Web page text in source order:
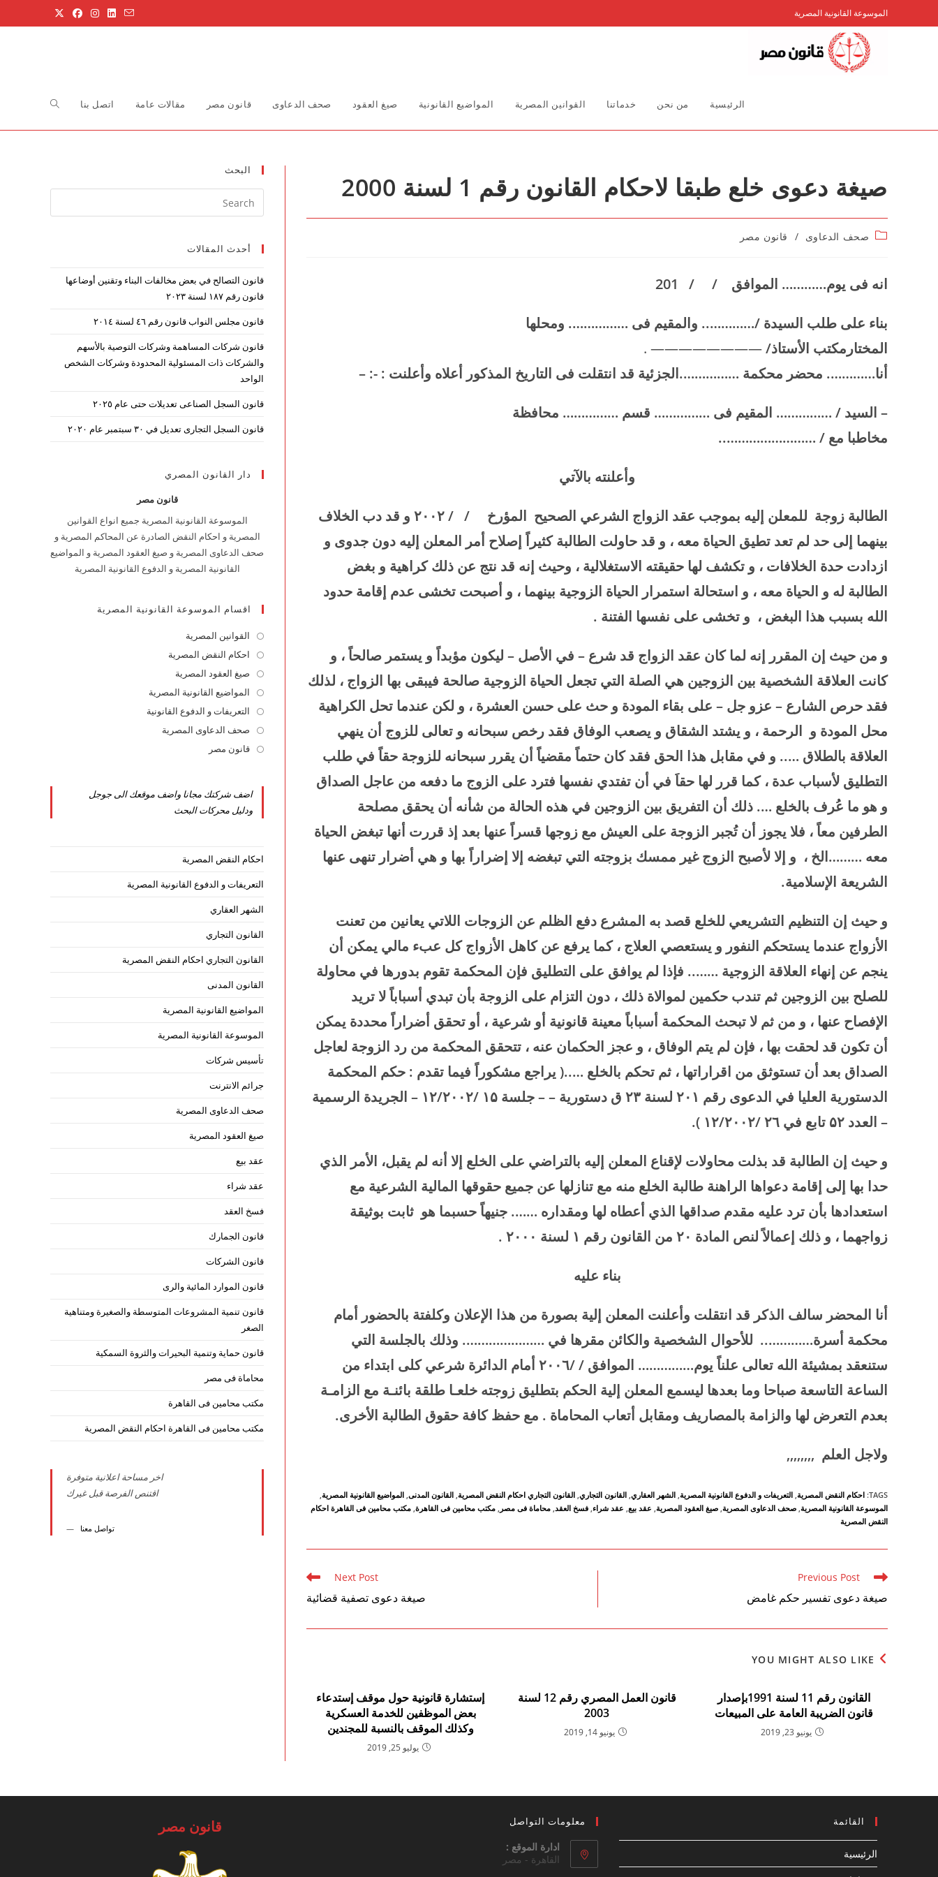
to
الموسوعة القانونية المصرية
الرئيسية من نحن خدماتنا القوانين المصرية المواضيع القانونية صيغ العقود صحف الدعاوى قانون مصر مقالات عامة اتصل بنا Toggle
صيغة دعوى خلع طبقا لاحكام القانون رقم 1 لسنة 2000
Post
صحف الدعاوى / قانون مصر
انه فى يوم………… الموافق / / 201
بناء على طلب السيدة /………….. والمقيم فى ……………. ومحلها
المختارمكتب الأستاذ/———————— .
أنا…………. محضر محكمة …………….الجزئية قد انتقلت فى التاريخ المذكور أعلاه وأعلنت : -: –
– السيد / …………… المقيم فى …………… قسم …………… محافظة
مخاطبا مع / ……………………..
وأعلنته بالآتي
الطالبة زوجة للمعلن إليه بموجب عقد الزواج الشرعي الصحيح المؤرخ / /۲۰۰۲ و قد دب الخلاف
بينهما إلى حد لم تعد تطيق الحياة معه ، و قد حاولت الطالبة كثيراً إصلاح أمر المعلن إليه دون جدوى و
ازدادت حدة الخلافات ، و تكشف لها حقيقته الاستغلالية ، وحيث إنه قد نتج عن ذلك كراهية و بغض
الطالبة له و الحياة معه ، و استحالة استمرار الحياة الزوجية بينهما ، و أصبحت تخشى عدم إقامة حدود
الله بسبب هذا البغض ، و تخشى على نفسها الفتنة .
و من حيث إن المقرر إنه لما كان عقد الزواج قد شرع – في الأصل – ليكون مؤبداً و يستمر صالحاً ، و
كانت العلاقة الشخصية بين الزوجين هي الصلة التي تجعل الحياة الزوجية صالحة فيبقى بها الزواج ، لذلك
فقد حرص الشارع – عزو جل – على بقاء المودة و حث على حسن العشرة ، و لكن عندما تحل الكراهية
محل المودة و الرحمة ، و يشتد الشقاق و يصعب الوفاق فقد رخص سبحانه و تعالى للزوج أن ينهي
العلاقة بالطلاق ….. و في مقابل هذا الحق فقد كان حتماً مقضياً أن يقرر سبحانه للزوجة حقاً في طلب
التطليق لأسباب عدة ، كما قرر لها حقاَ في أن تفتدي نفسها فترد على الزوج ما دفعه من عاجل الصداق
و هو ما عُرف بالخلع …. ذلك أن التفريق بين الزوجين في هذه الحالة من شأنه أن يحقق مصلحة
الطرفين معاً ، فلا يجوز أن تُجبر الزوجة على العيش مع زوجها قسراً عنها بعد إذ قررت أنها تبغض الحياة
معه ………الخ ، و إلا لأصبح الزوج غير ممسك بزوجته التي تبغضه إلا إضراراً بها و هي أضرار تنهى عنها
الشريعة الإسلامية.
و حيث إن التنظيم التشريعي للخلع قصد به المشرع دفع الظلم عن الزوجات اللاتي يعانين من تعنت
الأزواج عندما يستحكم النفور و يستعصي العلاج ، كما يرفع عن كاهل الأزواج كل عبء مالي يمكن أن
ينجم عن إنهاء العلاقة الزوجية …….. فإذا لم يوافق على التطليق فإن المحكمة تقوم بدورها في محاولة
للصلح بين الزوجين ثم تندب حكمين لموالاة ذلك ، دون التزام على الزوجة بأن تبدي أسباباً لا تريد
الإفصاح عنها ، و من ثم لا تبحث المحكمة أسباباً معينة قانونية أو شرعية ، أو تحقق أضراراً محددة يمكن
أن تكون قد لحقت بها ، فإن لم يتم الوفاق ، و عجز الحكمان عنه ، تتحقق المحكمة من رد الزوجة لعاجل
الصداق بعد أن تستوثق من اقراراتها ، ثم تحكم بالخلع …..( يراجع مشكوراً فيما تقدم : حكم المحكمة
الدستورية العليا في الدعوى رقم ۲۰۱ لسنة ۲۳ ق دستورية – – جلسة ۱۵ /۱۲/۲۰۰۲ –
الجريدة الرسمية
– العدد ۵۲ تابع في ۲٦ / ۱۲/۲۰۰۲ ).
و حيث إن الطالبة قد بذلت محاولات لإقناع المعلن إليه بالتراضي على الخلع إلا أنه لم يقبل، الأمر الذي
حدا بها إلى إقامة دعواها الراهنة طالبة الخلع منه مع تنازلها عن جميع حقوقها المالية الشرعية مع
استعدادها بأن ترد عليه مقدم صداقها الذي أعطاه لها ومقداره ……. جنيهاً حسبما هو ثابت بوثيقة
زواجهما ، و ذلك إعمالاً لنص المادة ۲۰ من القانون رقم ۱ لسنة ۲۰۰۰ .
بناء عليه
أنا المحضر سالف الذكر قد انتقلت وأعلنت المعلن إلية بصورة من هذا الإعلان وكلفتة بالحضور أمام
محكمة أسرة………….. للأحوال الشخصية والكائن مقرها في …………………. وذلك بالجلسة التي
ستنعقد بمشيئة الله تعالى علناً يوم…………… الموافق / / ۲۰۰ ٦ أمام الدائرة شرعي كلى ابتداء من
الساعة التاسعة صباحا وما بعدها ليسمع المعلن إلية الحكم بتطليق زوجته خلعـا طلقة بائنـة مع الزامـة
بعدم التعرض لها والزامة بالمصاريف ومقابل أتعاب المحاماة . مع حفظ كافة حقوق الطالبة الأخرى.
ولاجل العلم ,,,,,,,,
TAGS
: احكام النقض المصرية, التعريفات و الدفوع القانونية المصرية, الشهر العقاري, القانون التجاري, القانون التجاري احكام النقض المصرية, القانون المدنى, المواضيع القانونية المصرية,
الموسوعة القانونية المصرية, صحف الدعاوى المصرية, صيغ العقود المصرية, عقد بيع, عقد شراء, فسخ العقد, محاماة فى مصر , مكتب محامين فى القاهرة, مكتب محامين فى القاهرة احكام
النقض المصرية
Read
articles
Previous Post
صيغة دعوى تفسير حكم غامض
Next Post
صيغة دعوى تصفية قضائية
YOU MIGHT ALSO LIKE
إستشارة قانونية حول موقف إستدعاء
بعض الموظفين للخدمة العسكرية
وكذلك الموقف بالنسبة للمجندين
يوليو 25, 2019
قانون العمل المصري رقم 12 لسنة
2003
يونيو 14, 2019
القانون رقم 11 لسنة 1991بإصدار
قانون الضريبة العامة على المبيعات
يونيو 23, 2019
البحث
Escape
أحدث المقالات
قانون التصالح في بعض مخالفات البناء وتقنين أوضاعها
قانون رقم ۱۸۷ لسنة ۲۰۲۳
قانون مجلس النواب قانون رقم ٤٦ لسنة ٢٠١٤
قانون شركات المساهمة وشركات التوصية بالأسهم
والشركات ذات المسئولية المحدودة وشركات الشخص
الواحد
قانون السجل الصناعى تعديلات حتى عام ٢٠٢٥
قانون السجل التجارى تعديل في ٣٠ سبتمبر عام ٢٠٢٠
دار القانون المصري
قانون مصر
الموسوعة القانونية المصرية جميع انواع القوانين
المصرية و احكام النقض الصادرة عن المحاكم المصرية و
صحف الدعاوى المصرية و صيغ العقود المصرية و المواضيع
القانونية المصرية و الدفوع القانونية المصرية
اقسام الموسوعة القانونية المصرية
القوانين المصرية
in
a
new
tab
احكام النقض المصرية
a
new
صيغ العقود المصرية
in
a
new
المواضيع القانونية المصرية
inالتعريفات و الدفوع القانونية
صحف الدعاوى المصرية
tab
قانون مصر
new
tab
اضف شركتك مجانا واضف موقعك الى جوجل
ودليل محركات البحث
احكام النقض المصرية
التعريفات و الدفوع القانونية المصرية
الشهر العقاري
القانون التجاري
القانون التجاري احكام النقض المصرية
القانون المدنى
المواضيع القانونية المصرية
الموسوعة القانونية المصرية
تأسيس شركات
جرائم الانترنت
صحف الدعاوى المصرية
صيغ العقود المصرية
عقد بيع
عقد شراء
فسخ العقد
قانون الجمارك
قانون الشركات
قانون الموارد المائية والرى
قانون تنمية المشروعات المتوسطة والصغيرة ومتناهية
الصغر
قانون حماية وتنمية البحيرات والثروة السمكية
محاماة فى مصر
مكتب محامين فى القاهرة
مكتب محامين فى القاهرة احكام النقض المصرية
اخر مساحة اعلانية متوفرة
اقتنص الفرصة قبل غيرك
تواصل معنا
القائمة
الرئيسية
معلومات التواصل
ادارة الموقع :
القاهرة - مصر
قانون مصر